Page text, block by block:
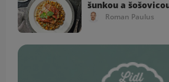
šunkou a
Roman Paulus